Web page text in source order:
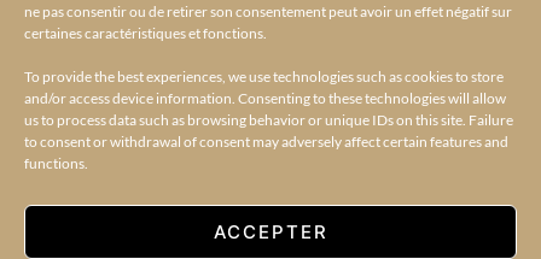
ne pas consentir ou de retirer son consentement peut avoir un effet négatif sur
certaines caractéristiques et fonctions.
To provide the best experiences, we use technologies such as cookies to store
and/or access device information. Consenting to these technologies will allow
us to process data such as browsing behavior or unique IDs on this site. Failure
to consent or withdrawal of consent may adversely affect certain features and
functions.
ACCEPTER